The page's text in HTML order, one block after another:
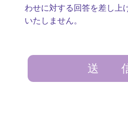
わせに対する回答を差し上
いたしません。